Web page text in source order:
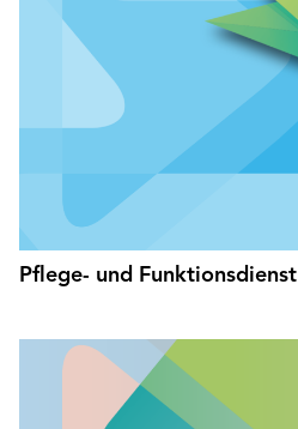
Pflege- und Funktionsdienst